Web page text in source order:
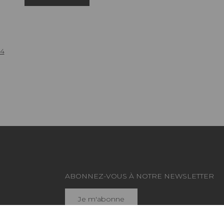
4
ABONNEZ-VOUS À NOTRE NEWSLETTER
Je m'abonne